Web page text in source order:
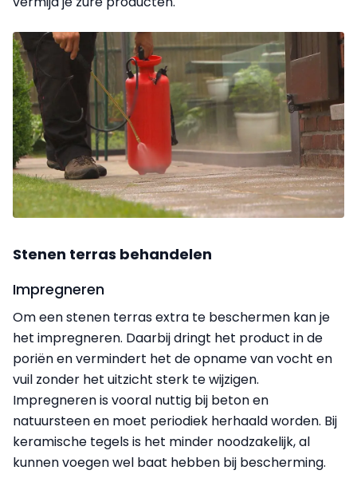
Stenen terras behandelen
Impregneren
Om een stenen terras extra te beschermen kan je
het impregneren. Daarbij dringt het product in de
poriën en vermindert het de opname van vocht en
vuil zonder het uitzicht sterk te wijzigen.
Impregneren is vooral nuttig bij beton en
natuursteen en moet periodiek herhaald worden. Bij
keramische tegels is het minder noodzakelijk, al
kunnen voegen wel baat hebben bij bescherming.